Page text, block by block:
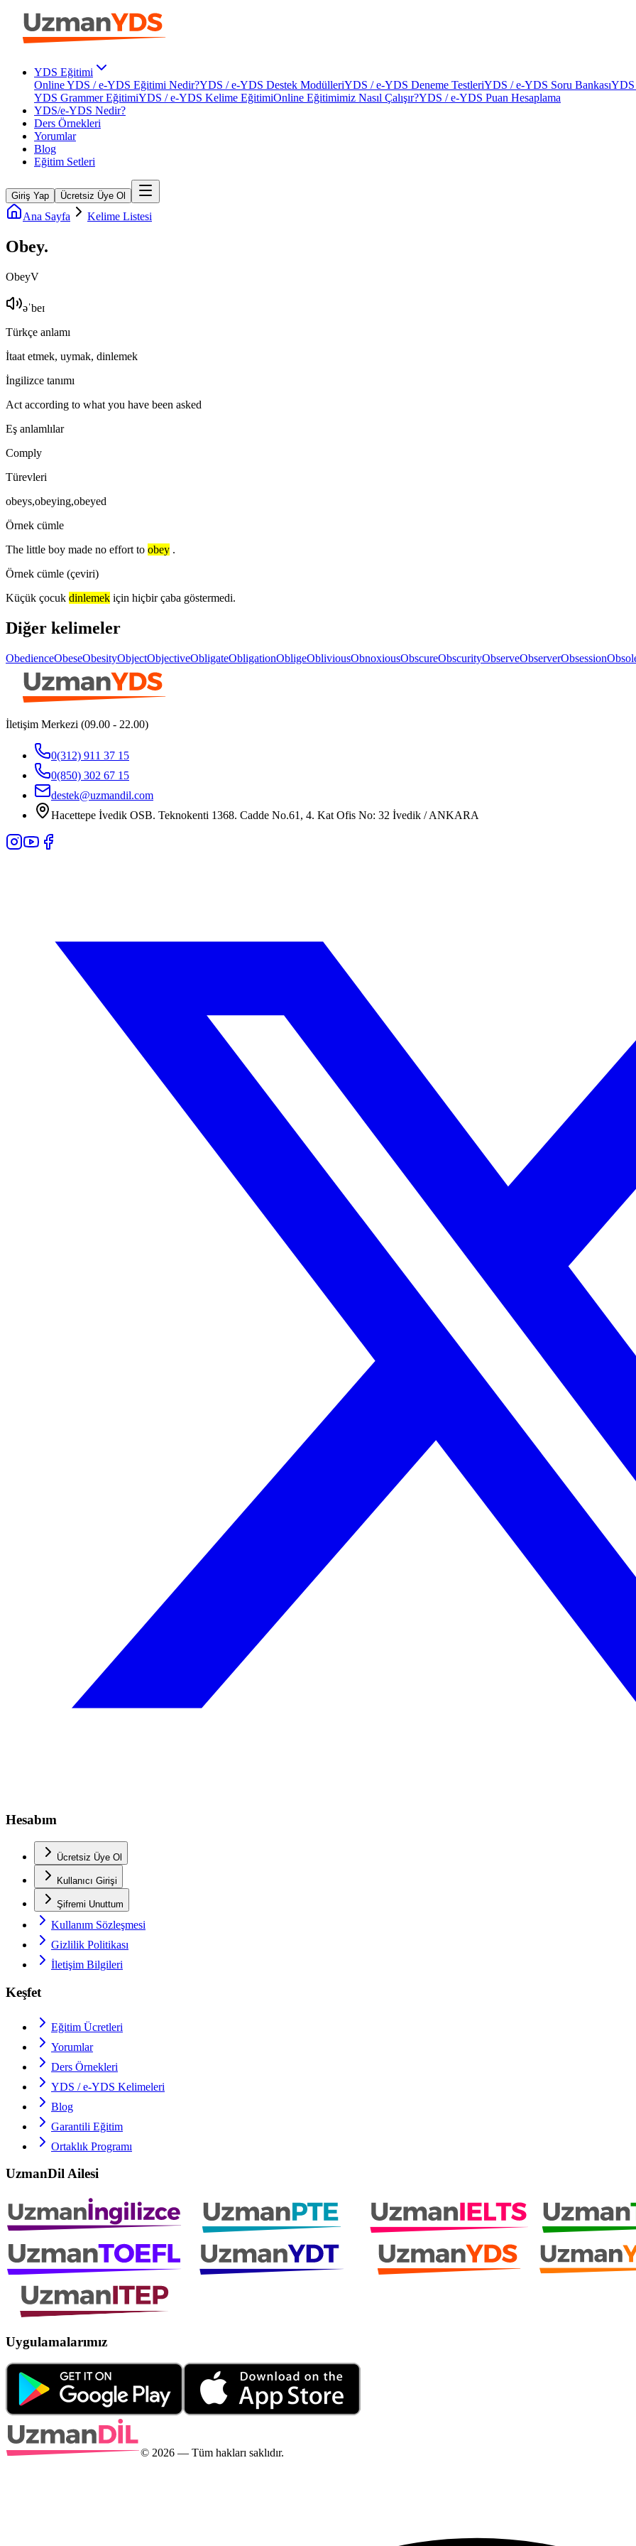
YDS Eğitimi
Online YDS / e-YDS Eğitimi Nedir?YDS / e-YDS Destek ModülleriYDS / e-YDS Deneme TestleriYDS / e-YDS Soru BankasıYDS
YDS Grammer EğitimiYDS / e-YDS Kelime EğitimiOnline Eğitimimiz Nasıl Çalışır?YDS / e-YDS Puan Hesaplama
YDS/e-YDS Nedir?
Ders Örnekleri
Yorumlar
Blog
Eğitim Setleri
Giriş Yap Ücretsiz Üye Ol
Ana Sayfa Kelime Listesi
Obey.
ObeyV
əˈbeɪ
Türkçe anlamı
İtaat etmek, uymak, dinlemek
İngilizce tanımı
Act according to what you have been asked
Eş anlamlılar
Comply
Türevleri
obeys,obeying,obeyed
Örnek cümle
The little boy made no effort to obey .
Örnek cümle (çeviri)
Küçük çocuk dinlemek için hiçbir çaba göstermedi.
Diğer kelimeler
ObedienceObeseObesityObjectObjectiveObligateObligationObligeObliviousObnoxiousObscureObscurityObserveObserverObsession
İletişim Merkezi (09.00 - 22.00)
0(312) 911 37 15
0(850) 302 67 15
destek@uzmandil.com
Hacettepe İvedik OSB. Teknokenti 1368. Cadde No.61, 4. Kat Ofis No: 32 İvedik / ANKARA
Hesabım
Ücretsiz Üye Ol
Kullanıcı Girişi
Şifremi Unuttum
Kullanım Sözleşmesi
Gizlilik Politikası
İletişim Bilgileri
Keşfet
Eğitim Ücretleri
Yorumlar
Ders Örnekleri
YDS / e-YDS Kelimeleri
Blog
Garantili Eğitim
Ortaklık Programı
UzmanDil Ailesi
Uygulamalarımız
© 2026 — Tüm hakları saklıdır.